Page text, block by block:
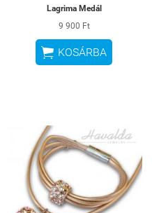
Lagrima Medál
9 900 Ft
 KOSÁRBA